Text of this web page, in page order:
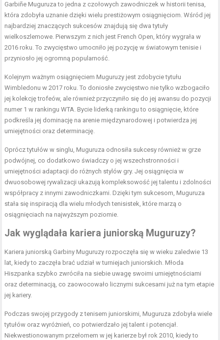
Garbiñe Muguruza to jedna z czołowych zawodniczek w historii tenisa,
która zdobyła uznanie dzięki wielu prestiżowym osiągnięciom. Wśród jej
najbardziej znaczących sukcesów znajdują się dwa tytuły
wielkoszlemowe. Pierwszym z nich jest French Open, który wygrała w
2016 roku. To zwycięstwo umocniło jej pozycję w światowym tenisie i
przyniosło jej ogromną popularność.
Kolejnym ważnym osiągnięciem Muguruzy jest zdobycie tytułu
Wimbledonu w 2017 roku. To doniosłe zwycięstwo nie tylko wzbogaciło
jej kolekcję trofeów, ale również przyczyniło się do jej awansu do pozycji
numer 1 w rankingu WTA. Bycie liderką rankingu to osiągnięcie, które
podkreśla jej dominację na arenie międzynarodowej i potwierdza jej
umiejętności oraz determinację.
Oprócz tytułów w singlu, Muguruza odnosiła sukcesy również w grze
podwójnej, co dodatkowo świadczy o jej wszechstronności i
umiejętności adaptacji do różnych stylów gry. Jej osiągnięcia w
dwuosobowej rywalizacji ukazują kompleksowość jej talentu i zdolności
współpracy z innymi zawodniczkami. Dzięki tym sukcesom, Muguruza
stała się inspiracją dla wielu młodych tenisistek, które marzą o
osiągnięciach na najwyższym poziomie.
Jak wyglądała kariera juniorską Muguruzy?
Kariera juniorską Garbiny Muguruzy rozpoczęła się w wieku zaledwie 13
lat, kiedy to zaczęła brać udział w turniejach juniorskich. Młoda
Hiszpanka szybko zwróciła na siebie uwagę swoimi umiejętnościami
oraz determinacją, co zaowocowało licznymi sukcesami już na tym etapie
jej kariery.
Podczas swojej przygody z tenisem juniorskimi, Muguruza zdobyła wiele
tytułów oraz wyróżnień, co potwierdzało jej talent i potencjał.
Niekwestionowanym przełomem w jej karierze był rok 2010, kiedy to